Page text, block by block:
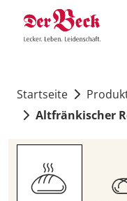
Startseite
Altfränkischer